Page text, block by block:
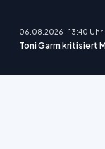
06.08.2026 · 13:40 Uhr
Toni Garrn kritisiert